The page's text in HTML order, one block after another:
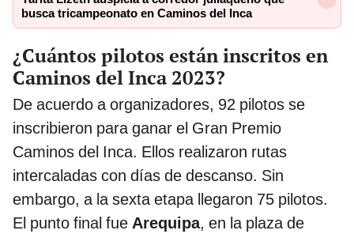
busca tricampeonato en Caminos del Inca
¿Cuántos pilotos están inscritos en
Caminos del Inca 2023?
De acuerdo a organizadores, 92 pilotos se
inscribieron para ganar el Gran Premio
Caminos del Inca. Ellos realizaron rutas
intercaladas con días de descanso. Sin
embargo, a la sexta etapa llegaron 75 pilotos.
El punto final fue Arequipa, en la plaza de